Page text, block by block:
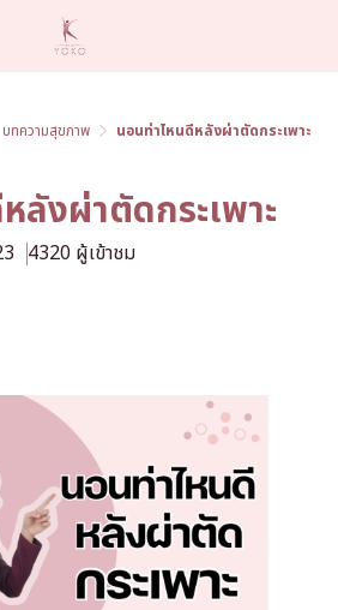
บทความสุขภาพ นอนท่าไหนดีหลังผ่าตัดกระเพาะ
ลังผ่าตัดกระเพาะ
4320 ผู้เข้าชม